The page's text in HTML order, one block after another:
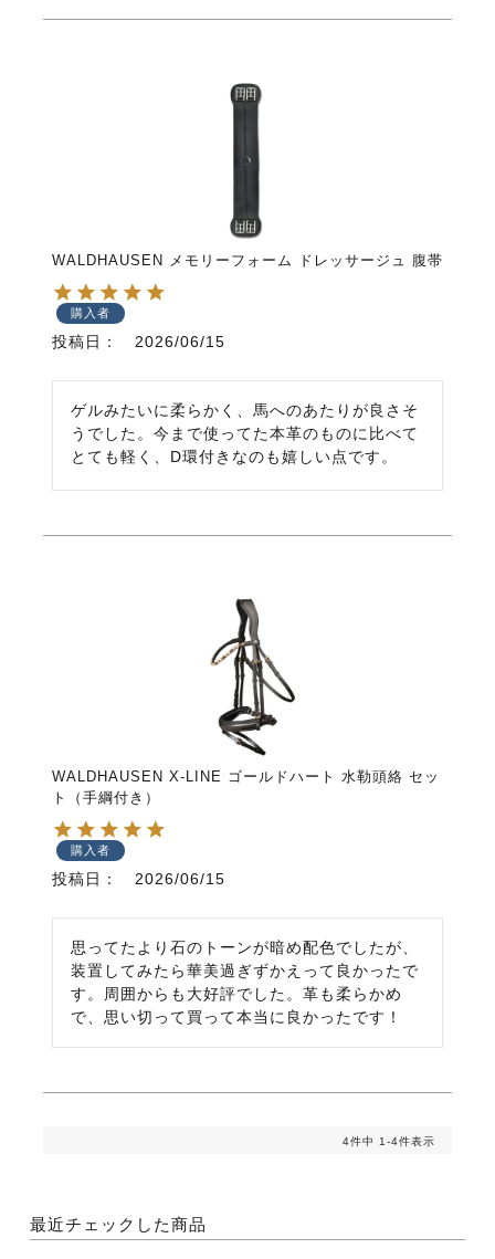
WALDHAUSEN メモリーフォーム ドレッサージュ 腹帯
購入者
投稿日 2026/06/15
ゲルみたいに柔らかく、馬へのあたりが良さそ
うでした。今まで使ってた本革のものに比べて
とても軽く、D環付きなのも嬉しい点です。
WALDHAUSEN X-LINE ゴールドハート 水勒頭絡 セッ
ト（手綱付き）
購入者
投稿日 2026/06/15
思ってたより石のトーンが暗め配色でしたが、
装置してみたら華美過ぎずかえって良かったで
す。周囲からも大好評でした。革も柔らかめ
で、思い切って買って本当に良かったです！
4件中 1-4件表示
最近チェックした商品